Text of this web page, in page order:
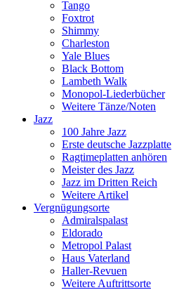
Tango
Foxtrot
Shimmy
Charleston
Yale Blues
Black Bottom
Lambeth Walk
Monopol-Liederbücher
Weitere Tänze/Noten
Jazz
100 Jahre Jazz
Erste deutsche Jazzplatte
Ragtimeplatten anhören
Meister des Jazz
Jazz im Dritten Reich
Weitere Artikel
Vergnügungsorte
Admiralspalast
Eldorado
Metropol Palast
Haus Vaterland
Haller-Revuen
Weitere Auftrittsorte